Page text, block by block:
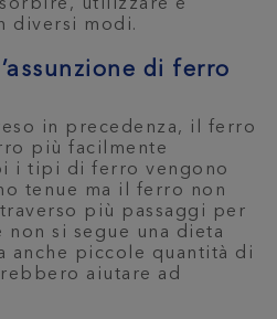
utilizzare e
diversi modi.
di ferro
in precedenza, il ferro
più facilmente
i tipi di ferro vengono
tenue ma il ferro non
più passaggi per
non si segue una dieta
anche piccole quantità di
aiutare ad